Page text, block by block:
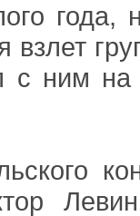
года,
взлет
ним на